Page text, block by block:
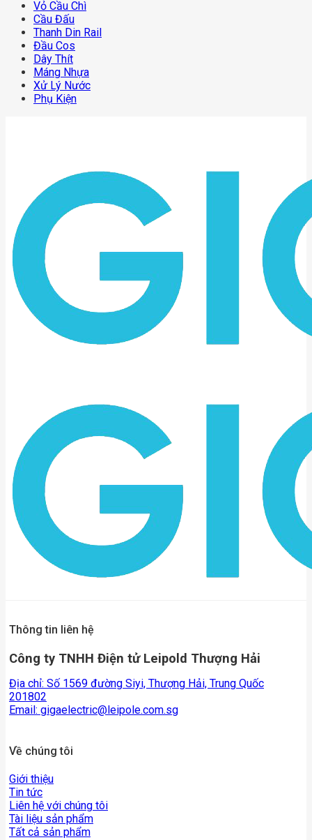
Vỏ Cầu Chì
Cầu Đấu
Thanh Din Rail
Đầu Cos
Dây Thít
Máng Nhựa
Xử Lý Nước
Phụ Kiện
Thông tin liên hệ
Công ty TNHH Điện tử Leipold Thượng Hải
Địa chỉ: Số 1569 đường Siyi, Thượng Hải, Trung Quốc
201802
Email: gigaelectric@leipole.com.sg
Về chúng tôi
Giới thiệu
Tin tức
Liên hệ với chúng tôi
Tài liệu sản phẩm
Tất cả sản phẩm